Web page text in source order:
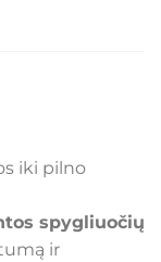
iki pilno
spygliuočių
ir